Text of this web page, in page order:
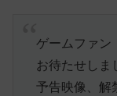
ゲームファン
お待たせしま
予告映像、